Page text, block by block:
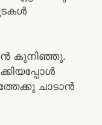
കുനിഞ്ഞു.
ചാടാൻ